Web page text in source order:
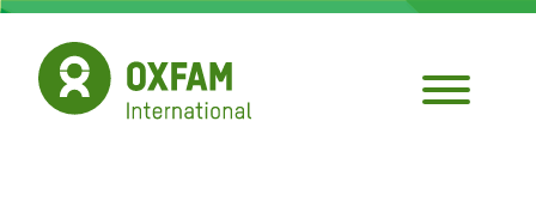
Pasar
contenido
principal